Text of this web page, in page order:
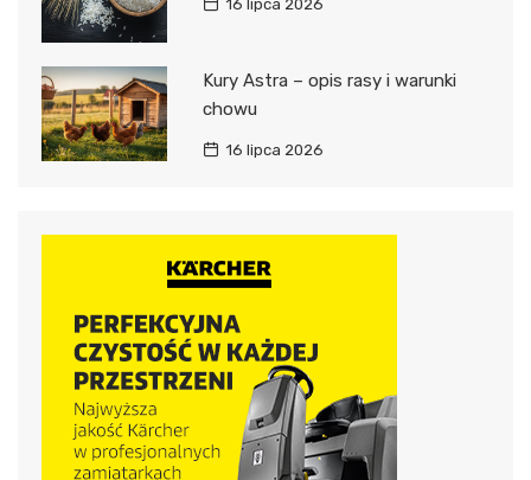
16 lipca 2026
Kury Astra – opis rasy i warunki
chowu
16 lipca 2026